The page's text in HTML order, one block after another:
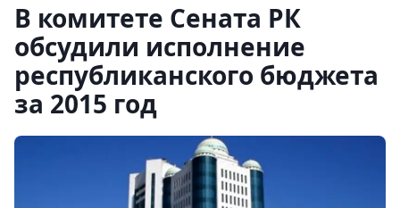
В комитете Сената РК
обсудили исполнение
республиканского бюджета
за 2015 год